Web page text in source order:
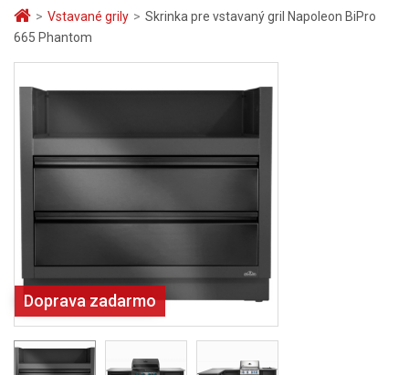
> Vstavané grily > Skrinka pre vstavaný gril Napoleon BiPro
665 Phantom
Doprava zadarmo